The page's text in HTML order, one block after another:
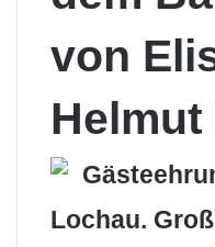
von
Lochau.